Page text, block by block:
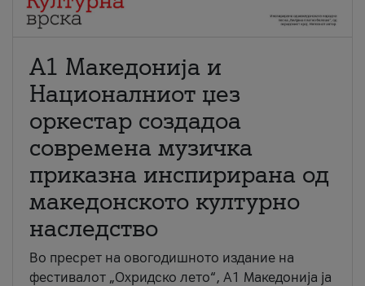
А1 Македонија и
Националниот џез
оркестар создадоа
современа музичка
приказна инспирирана од
македонското културно
наследство
Во пресрет на овогодишното издание на
фестивалот „Охридско лето“, А1 Македонија ја